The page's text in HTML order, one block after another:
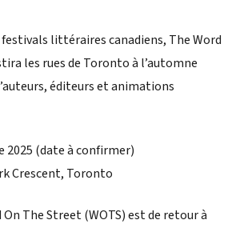
festivals littéraires canadiens, The Word
les rues de Toronto à l’automne
éditeurs et animations
2025 (date à confirmer)
Crescent, Toronto
The Street (WOTS) est de retour à